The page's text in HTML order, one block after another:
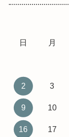
日 月
2 3
9 10
16 17